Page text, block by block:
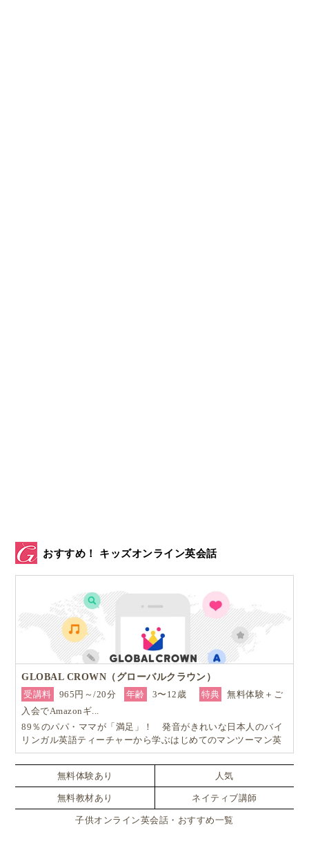
おすすめ！ キッズオンライン英会話
GLOBAL CROWN（グローバルクラウン）
受講料
965円～/20分 年齢 3〜12歳 特典
無料体験＋ご
入会でAmazonギ...
89％のパパ・ママが「満足」！ 発音がきれいな日本人のバイ
リンガル英語ティーチャーから学ぶはじめてのマンツーマン英
会話
無料体験あり 人気
無料教材あり ネイティブ講師
子供オンライン英会話・おすすめ一覧